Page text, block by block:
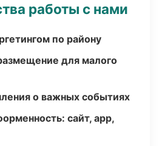
работы с нами
по району
для малого
о важных событиях
сайт, app,